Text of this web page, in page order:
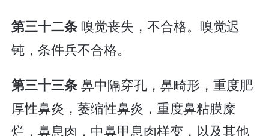
第三十二条 嗅觉丧失，不合格。嗅觉迟
钝，条件兵不合格。
第三十三条鼻中隔穿孔，鼻畸形，重度肥
厚性鼻炎，萎缩性鼻炎，重度鼻粘膜糜
烂，鼻息肉，中鼻甲息肉样变，以及其他